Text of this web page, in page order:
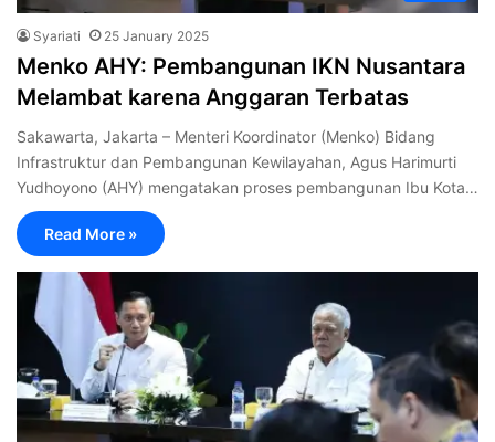
Syariati 25 January 2025
Menko AHY: Pembangunan IKN Nusantara
Melambat karena Anggaran Terbatas
Sakawarta, Jakarta – Menteri Koordinator (Menko) Bidang
Infrastruktur dan Pembangunan Kewilayahan, Agus Harimurti
Yudhoyono (AHY) mengatakan proses pembangunan Ibu Kota…
Read More »